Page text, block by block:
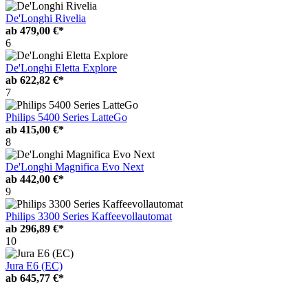
De'Longhi Rivelia
ab 479,00 €*
6
De'Longhi Eletta Explore
ab 622,82 €*
7
Philips 5400 Series LatteGo
ab 415,00 €*
8
De'Longhi Magnifica Evo Next
ab 442,00 €*
9
Philips 3300 Series Kaffeevollautomat
ab 296,89 €*
10
Jura E6 (EC)
ab 645,77 €*